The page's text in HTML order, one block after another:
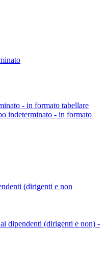
- in formato tabellare
indeterminato - in formato
(dirigenti e non
dipendenti (dirigenti e non) -